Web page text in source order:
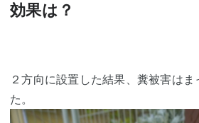
効果は？
２方向に設置した結果、糞被害は
た。